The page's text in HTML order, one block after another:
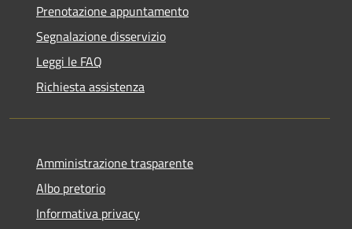
Prenotazione appuntamento
Segnalazione disservizio
Leggi le FAQ
Richiesta assistenza
Amministrazione trasparente
Albo pretorio
Informativa privacy